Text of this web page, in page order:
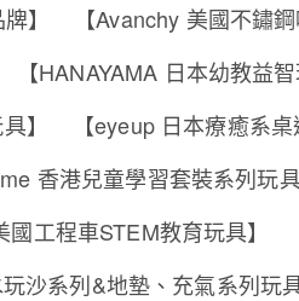
】
【Avanchy 美國不鏽鋼
【HANAYAMA 日本幼教益智
】
【eyeup 日本療癒系桌
香港兒童學習套裝系列玩具
國工程車STEM教育玩具】
沙系列&地墊、充氣系列玩具